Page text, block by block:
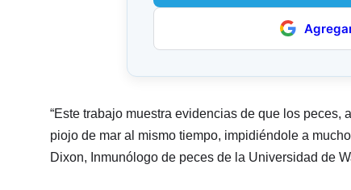
“Este trabajo muestra evidencias de que los
piojo de mar al mismo tiempo, impidiéndole a
Dixon, Inmunólogo de peces de la Universidad de